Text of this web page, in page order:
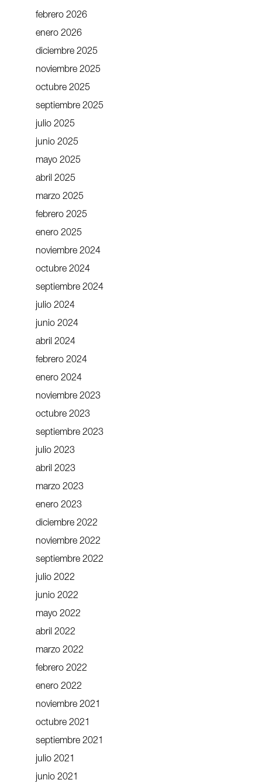
febrero 2026
enero 2026
diciembre 2025
noviembre 2025
octubre 2025
septiembre 2025
julio 2025
junio 2025
mayo 2025
abril 2025
marzo 2025
febrero 2025
enero 2025
noviembre 2024
octubre 2024
septiembre 2024
julio 2024
junio 2024
abril 2024
febrero 2024
enero 2024
noviembre 2023
octubre 2023
septiembre 2023
julio 2023
abril 2023
marzo 2023
enero 2023
diciembre 2022
noviembre 2022
septiembre 2022
julio 2022
junio 2022
mayo 2022
abril 2022
marzo 2022
febrero 2022
enero 2022
noviembre 2021
octubre 2021
septiembre 2021
julio 2021
junio 2021